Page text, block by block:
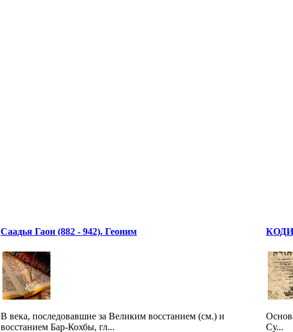
Саадья Гаон (882 - 942). Геоним
В века, последовавшие за Великим восстанием (см.) и
восстанием Бар-Кохбы, гл...
Су...